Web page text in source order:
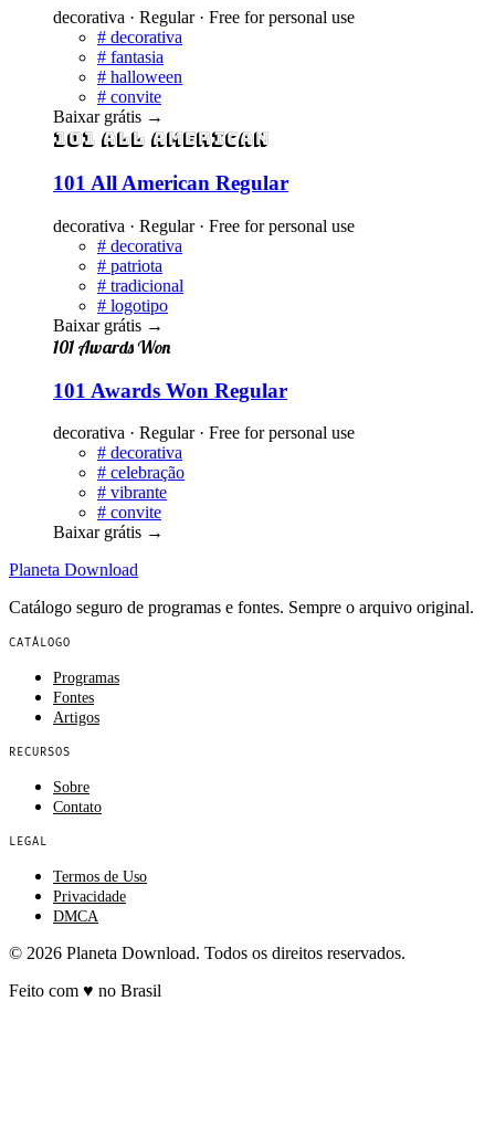
decorativa · Regular · Free for personal use
# decorativa
# fantasia
# halloween
# convite
Baixar grátis →
101 All American
101 All American Regular
decorativa · Regular · Free for personal use
# decorativa
# patriota
# tradicional
# logotipo
Baixar grátis →
101 Awards Won
101 Awards Won Regular
decorativa · Regular · Free for personal use
# decorativa
# celebração
# vibrante
# convite
Baixar grátis →
Planeta Download
Catálogo seguro de programas e fontes. Sempre o arquivo original.
CATÁLOGO
Programas
Fontes
Artigos
RECURSOS
Sobre
Contato
LEGAL
Termos de Uso
Privacidade
DMCA
© 2026 Planeta Download. Todos os direitos reservados.
Feito com ♥ no Brasil